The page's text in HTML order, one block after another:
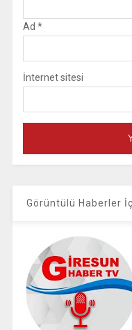
Ad *
İnternet sitesi
Görüntülü Haberler